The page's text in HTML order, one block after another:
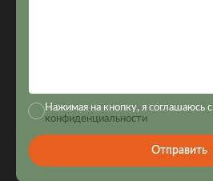
Нажимая на кнопку, я соглашаюсь с
конфиденциальности
Отправить